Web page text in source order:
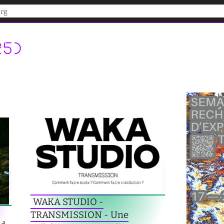
WAKA STUDIO -
TRANSMISSION - Une